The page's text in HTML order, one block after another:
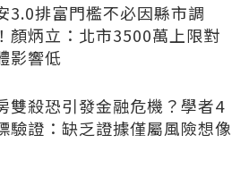
3.0排富門檻不必因縣市調
顏炳立：北市3500萬上限對
影響低
雙殺恐引發金融危機？學者4
驗證：缺乏證據僅屬風險想像